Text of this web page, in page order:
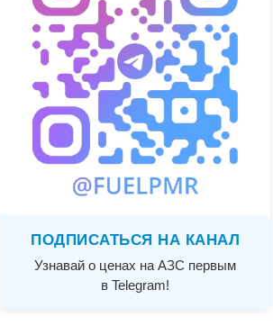
ПОДПИСАТЬСЯ НА КАНАЛ
Узнавай о ценах на АЗС первым
в Telegram!